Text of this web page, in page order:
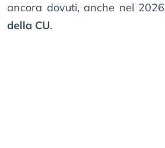
ancora dovuti, anche nel
della CU.